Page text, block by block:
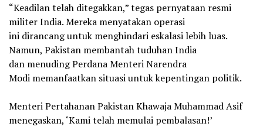
“Keadilan telah ditegakkan,” tegas pernyataan resmi
militer India. Mereka menyatakan operasi
ini dirancang untuk menghindari eskalasi lebih luas.
Namun, Pakistan membantah tuduhan India
dan menuding Perdana Menteri Narendra
Modi memanfaatkan situasi untuk kepentingan politik.
Menteri Pertahanan Pakistan Khawaja Muhammad Asif
menegaskan, ‘Kami telah memulai pembalasan!’